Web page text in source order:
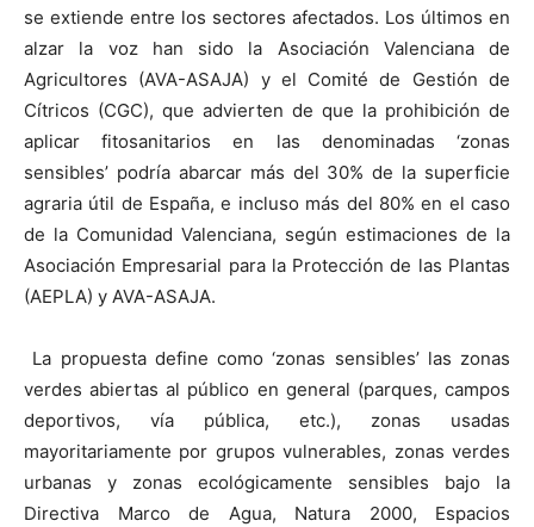
se extiende entre los sectores afectados. Los últimos en
alzar la voz han sido la Asociación Valenciana de
Agricultores (AVA-ASAJA) y el Comité de Gestión de
Cítricos (CGC), que advierten de que la prohibición de
aplicar fitosanitarios en las denominadas ‘zonas
sensibles’ podría abarcar más del 30% de la superficie
agraria útil de España, e incluso más del 80% en el caso
de la Comunidad Valenciana, según estimaciones de la
Asociación Empresarial para la Protección de las Plantas
(AEPLA) y AVA-ASAJA.
La propuesta define como ‘zonas sensibles’ las zonas
verdes abiertas al público en general (parques, campos
deportivos, vía pública, etc.), zonas usadas
mayoritariamente por grupos vulnerables, zonas verdes
urbanas y zonas ecológicamente sensibles bajo la
Directiva Marco de Agua, Natura 2000, Espacios